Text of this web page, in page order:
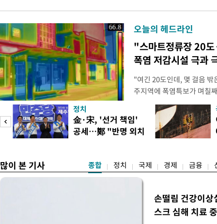
오늘의 헤드라인
"스마트정류장 20
폭염 저감시설 극과
"여긴 20도인데, 몇 걸음
주지역에 폭염특보가 며칠
주 북구 용봉동 패션의거
기도 전인 이른 시각부터
통 샛노랗거나 새빨갛게 물
른색, 온도가 높을수록 붉
정치
金·宋, '선거 책임'
공세…鄭 "반명 외치
많이 본 기사 종합 정치 국제 경제 금융
손떨림 건강이
스크 심해 치료